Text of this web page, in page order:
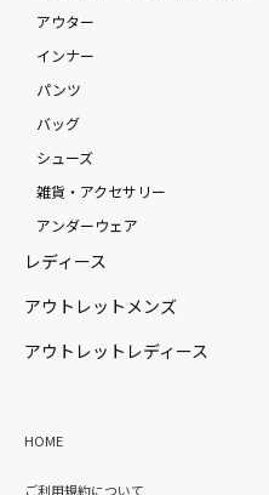
アウター
インナー
パンツ
バッグ
シューズ
雑貨・アクセサリー
アンダーウェア
レディース
アウトレットメンズ
アウトレットレディース
HOME
ご利用規約について